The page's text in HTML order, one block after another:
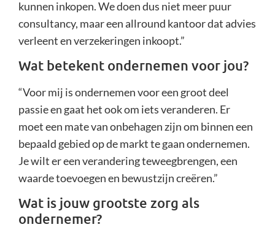
kunnen inkopen. We doen dus niet meer puur
consultancy, maar een allround kantoor dat advies
verleent en verzekeringen inkoopt.”
Wat betekent ondernemen voor jou?
“Voor mij is ondernemen voor een groot deel
passie en gaat het ook om iets veranderen. Er
moet een mate van onbehagen zijn om binnen een
bepaald gebied op de markt te gaan ondernemen.
Je wilt er een verandering teweegbrengen, een
waarde toevoegen en bewustzijn creëren.”
Wat is jouw grootste zorg als
ondernemer?